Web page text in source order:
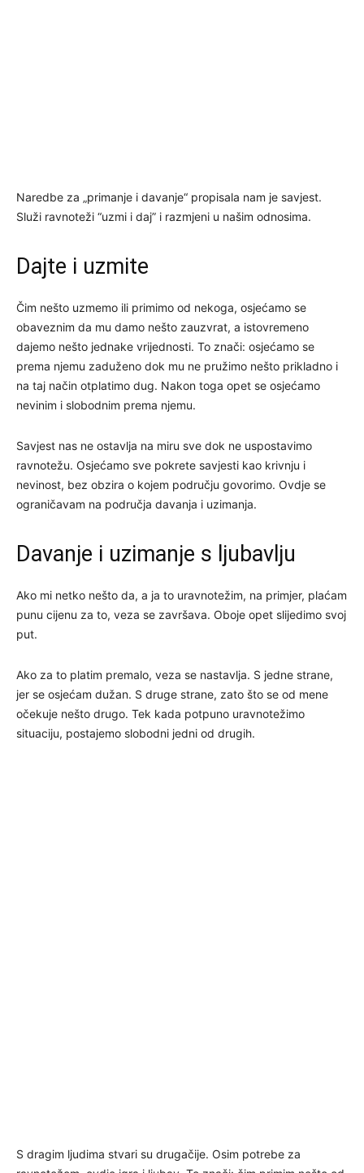
Naredbe za „primanje i davanje“ propisala nam je savjest.
Služi ravnoteži “uzmi i daj” i razmjeni u našim odnosima.
Dajte i uzmite
Čim nešto uzmemo ili primimo od nekoga, osjećamo se
obaveznim da mu damo nešto zauzvrat, a istovremeno
dajemo nešto jednake vrijednosti. To znači: osjećamo se
prema njemu zaduženo dok mu ne pružimo nešto prikladno i
na taj način otplatimo dug. Nakon toga opet se osjećamo
nevinim i slobodnim prema njemu.
Savjest nas ne ostavlja na miru sve dok ne uspostavimo
ravnotežu. Osjećamo sve pokrete savjesti kao krivnju i
nevinost, bez obzira o kojem području govorimo. Ovdje se
ograničavam na područja davanja i uzimanja.
Davanje i uzimanje s ljubavlju
Ako mi netko nešto da, a ja to uravnotežim, na primjer, plaćam
punu cijenu za to, veza se završava. Oboje opet slijedimo svoj
put.
Ako za to platim premalo, veza se nastavlja. S jedne strane,
jer se osjećam dužan. S druge strane, zato što se od mene
očekuje nešto drugo. Tek kada potpuno uravnotežimo
situaciju, postajemo slobodni jedni od drugih.
S dragim ljudima stvari su drugačije. Osim potrebe za